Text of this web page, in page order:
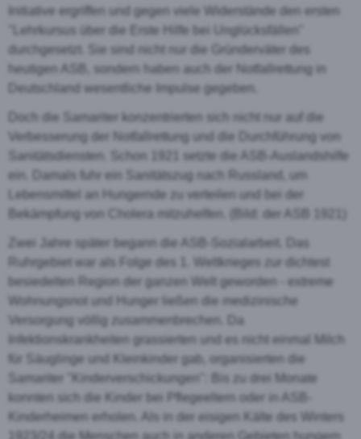
Initiative ergriffen und gegen viele Widerstände den ersten
"Lehrkursus über die Erste Hilfe bei Unglücksfällen"
durchgesetzt. Sie sind nicht nur die Gründerväter des
heutigen ASB, sondern haben auch der Notfallrettung in
Deutschland wesentliche Impulse gegeben.
Doch die Samariter konzentrierten sich nicht nur auf die
Verbesserung der Notfallrettung und die Durchführung von
Sanitätsdiensten. Schon 1921 setzte die ASB-Auslandshilfe
ein. Damals fuhr ein Sanitätszug nach Russland, um
Lebensmittel an Hungernde zu verteilen und bei der
Bekämpfung von Cholera mitzuhelfen. (Bild: der ASB 1921)
Zwei Jahre später begann die ASB-Sozialarbeit. Das
Ruhrgebiet war als Folge des 1. Weltkrieges zur dichtest
besiedelten Region der ganzen Welt geworden - extreme
Wohnungsnot und Hunger ließen die medizinische
Versorgung völlig zusammenbrechen. Da
Infektionskrankheiten grassierten und es nicht einmal Milch
für Säuglinge und Kleinkinder gab, organisierten die
Samariter "Kinderverschickungen": Bis zu drei Monate
konnten sich die Kinder bei Pflegeeltern oder in ASB-
Kinderheimen erholen. Als in der eisigen Kälte des Winters